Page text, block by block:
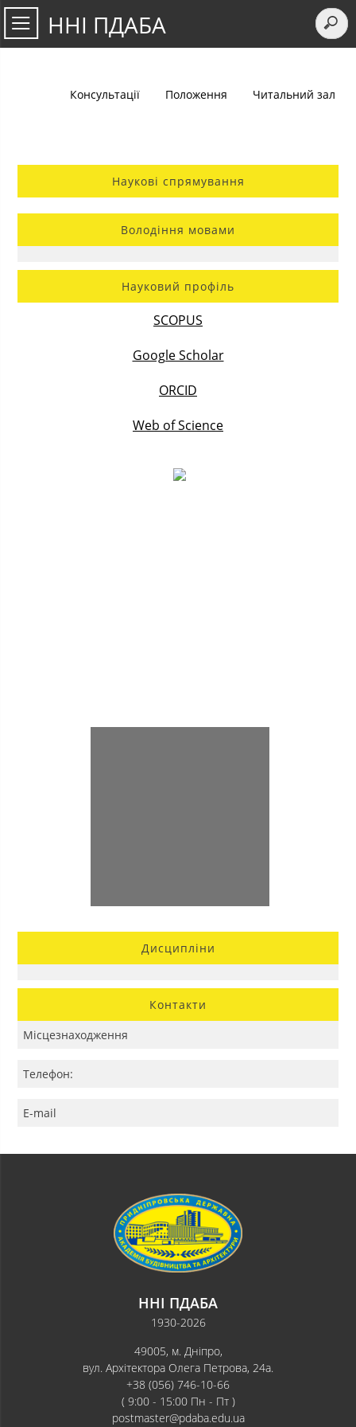
ННІ ПДАБА
Консультації Положення Читальний зал
Наукові спрямування
Володіння мовами
Науковий профіль
SCOPUS
Google Scholar
ORCID
Web of Science
Дисципліни
Контакти
Місцезнаходження
Телефон:
E-mail
ННІ ПДАБА
1930-2026
49005, м. Дніпро,
вул. Архітектора Олега Петрова, 24а.
+38 (056) 746-10-66
( 9:00 - 15:00 Пн - Пт )
postmaster@pdaba.edu.ua